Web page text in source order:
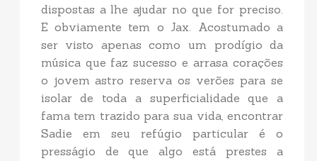
dispostas a lhe ajudar no que for preciso.
E obviamente tem o Jax. Acostumado a
ser visto apenas como um prodígio da
música que faz sucesso e arrasa corações
o jovem astro reserva os verões para se
isolar de toda a superficialidade que a
fama tem trazido para sua vida, encontrar
Sadie em seu refúgio particular é o
presságio de que algo está prestes a